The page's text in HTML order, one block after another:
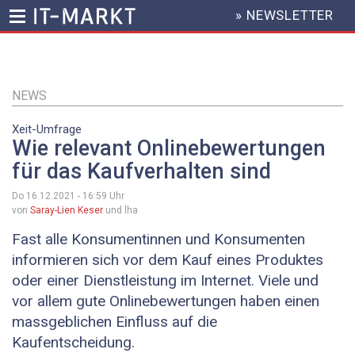
Inhalt
HEADER
MENU
» NEWSLETTER
NEWS
Xeit-Umfrage
Wie relevant Onlinebewertungen
für das Kaufverhalten sind
Do 16.12.2021 - 16:59 Uhr
von Saray-Lien Keser und lha
Fast alle Konsumentinnen und Konsumenten
informieren sich vor dem Kauf eines Produktes
oder einer Dienstleistung im Internet. Viele und
vor allem gute Onlinebewertungen haben einen
massgeblichen Einfluss auf die
Kaufentscheidung.